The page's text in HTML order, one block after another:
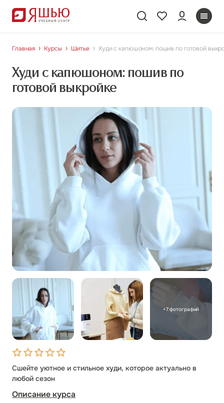
Главная Курсы Шитье Худи с капюшоном: пошив по готовой
Худи с капюшоном: пошив по
готовой выкройке
+7 фотографий
Сшейте уютное и стильное худи, которое актуально в
любой сезон
Описание курса